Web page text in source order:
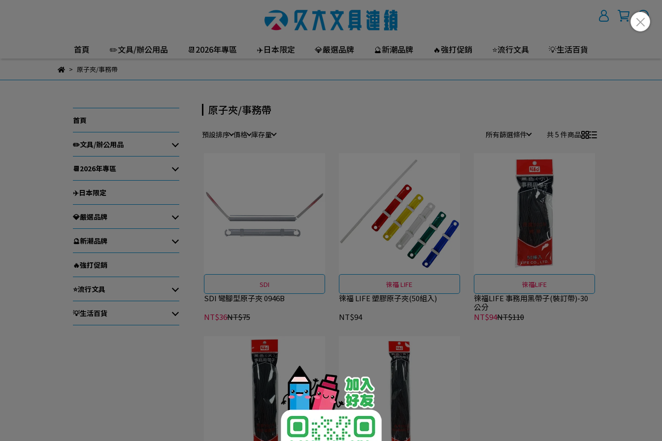
首頁 ✏️文具/辦公用品 📆2026年專區 ✈️日本限定 💎嚴選品牌 🔮新潮品牌 🔥強打促銷 ⭐流行文具 💡生活百貨
原子夾/事務帶
首頁
✏️文具/辦公用品
📆2026年專區
✈️日本限定
💎嚴選品牌
🔮新潮品牌
🔥強打促銷
⭐流行文具
💡生活百貨
原子夾/事務帶
預設排序 價格 庫存量 所有篩選條件 共 5 件商品
SDI
SDI 彎腳型原子夾 0946B
NT$36NT$75
徠福 LIFE
徠福 LIFE 塑膠原子夾(50組入)
NT$94
徠福LIFE
徠福LIFE 事務用黑帶子(裝訂帶)-30
公分
NT$94NT$110